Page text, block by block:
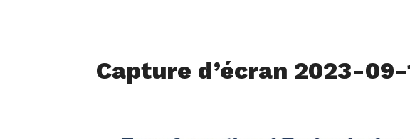
Capture d’écran 2023-09-